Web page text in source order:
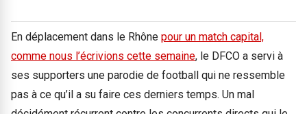
En déplacement dans le Rhône pour un match capital,
comme nous l’écrivions cette semaine, le DFCO a servi à
ses supporters une parodie de football qui ne ressemble
pas à ce qu’il a su faire ces derniers temps. Un mal